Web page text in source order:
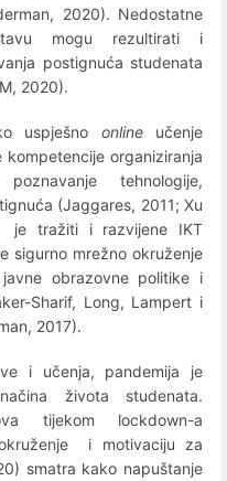
2020). Nedostatne
mogu rezultirati i
postignuća studenata
2020).
uspješno online učenje
organiziranja
tehnologije,
(Jaggares, 2011; Xu
je tražiti i razvijene IKT
sigurno mrežno okruženje
obrazovne politike i
Sharif, Long, Lampert i
2017).
i učenja, pandemija je
života studenata.
tijekom lockdown-a
i motivaciju za
smatra kako napuštanje